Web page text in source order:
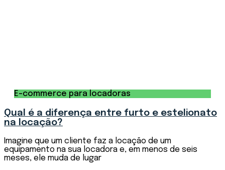
E-commerce para locadoras
Qual é a diferença entre furto e estelionato
na locação?
Imagine que um cliente faz a locação de um
equipamento na sua locadora e, em menos de seis
meses, ele muda de lugar